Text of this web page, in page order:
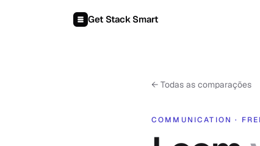
Get Stack Smart
← Todas as comparações
COMMUNICATION ·